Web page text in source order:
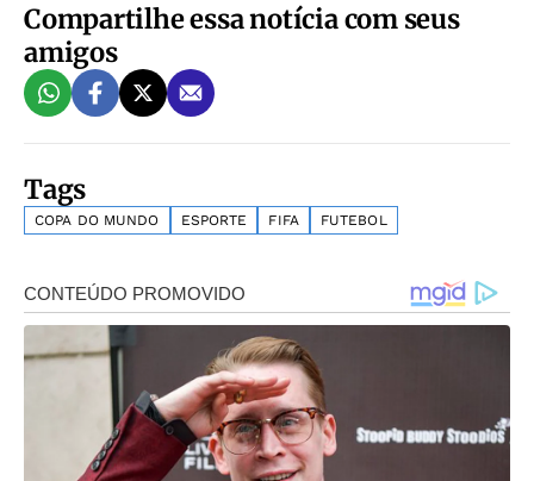
Compartilhe essa notícia com seus
amigos
Tags
COPA DO MUNDO ESPORTE FIFA FUTEBOL